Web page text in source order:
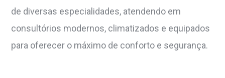
de diversas especialidades, atendendo em
consultórios modernos, climatizados e equipados
para oferecer o máximo de conforto e segurança.